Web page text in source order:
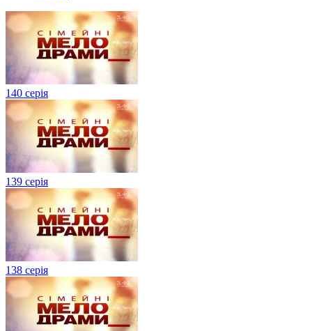
140 серія
139 серія
138 серія